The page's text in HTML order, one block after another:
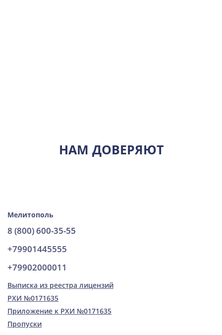
НАМ ДОВЕРЯЮТ
Мелитополь
8 (800) 600-35-55
+79901445555
+79902000011
Выписка из реестра лицензий
РХИ №0171635
Приложение к РХИ №0171635
Пропуски